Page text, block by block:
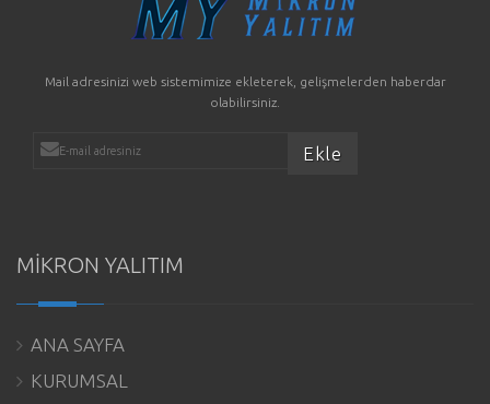
Mail adresinizi web sistemimize ekleterek, gelişmelerden haberdar
olabilirsiniz.
MİKRON YALITIM
ANA SAYFA
KURUMSAL